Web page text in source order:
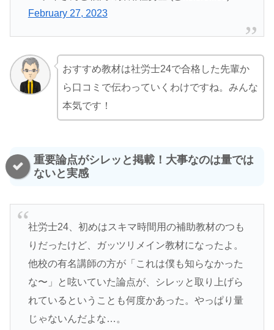
February 27, 2023
おすすめ教材は社労士24で合格した先輩か
ら口コミで伝わっていくわけですね。みんな
本気です！
重要論点がシレッと掲載！大事なのは量では
ないと実感
社労士24、初めはスキマ時間用の補助教材のつも
りだったけど、ガッツリメイン教材になったよ。
他校の有名講師の方が「これは僕も知らなかった
な〜」と呟いていた論点が、シレッと取り上げら
れているということも何度かあった。やっぱり量
じゃないんだよな…。